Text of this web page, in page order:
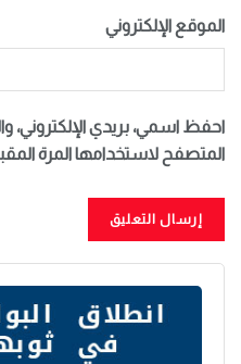
الموقع الإلكتروني
احفظ اسمي، بريدي الإلكتروني،
المتصفح لاستخدامها المرة